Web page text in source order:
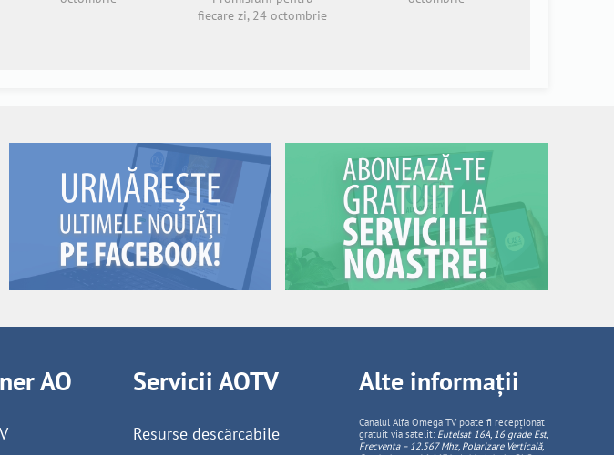
fiecare zi, 24 octombrie
AO Servicii AOTV
Resurse descărcabile
Alte informații
Canalul Alfa Omega TV poate fi recepționat
gratuit via satelit: Eutelsat 16A, 16 grade Est,
Frecventa – 12.567 Mhz, PolarizareVerticală,